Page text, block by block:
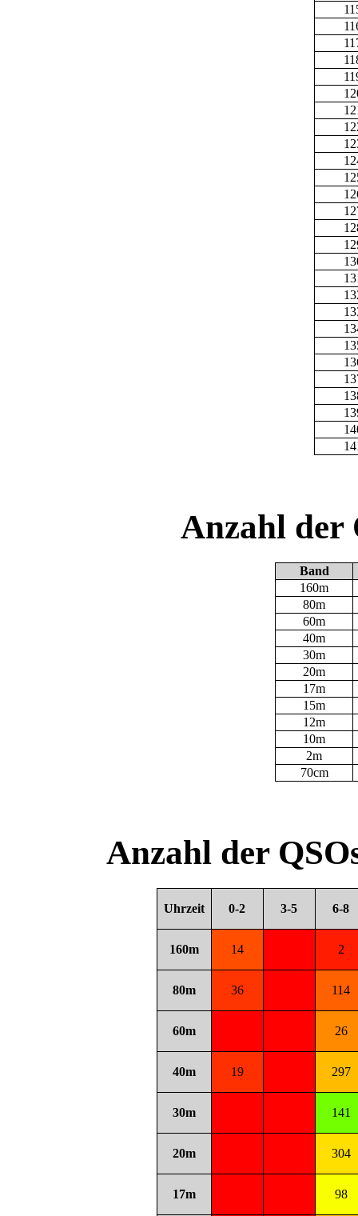
Anzahl der
Band
160m
80m
60m
40m
30m
20m
17m
15m
12m
10m
2m
70cm
Anzahl der
Uhrzeit 0-2 3-5 6-8
160m 14 2
80m 36 114
60m 26
40m 19 297
30m 141
20m 304
17m 98